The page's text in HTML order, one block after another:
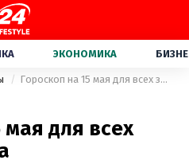
ЭКОНОМИКА
Гороскоп на 15 мая для всех знаков зодиака
мая для всех